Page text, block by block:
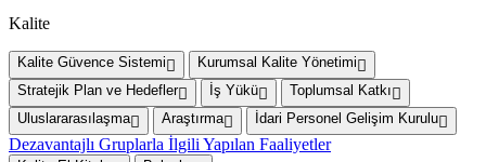
Kalite
Kalite Güvence Sistemi
Kurumsal Kalite Yönetimi
Stratejik Plan ve Hedefler
İş Yükü
Toplumsal Katkı
Uluslararasılaşma
Araştırma İdari Personel Gelişim Kurulu
Dezavantajlı Gruplarla İlgili Yapılan Faaliyetler